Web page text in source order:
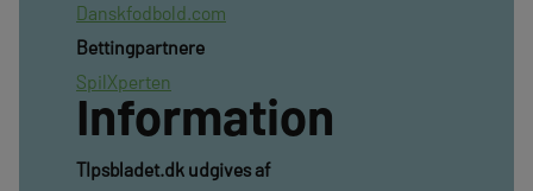
Danskfodbold.com
Bettingpartnere
SpilXperten
Information
TIpsbladet.dk udgives af